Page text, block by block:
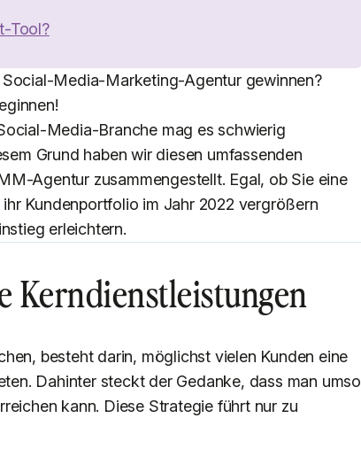
Tool?
Media-Marketing-Agentur gewinnen?
Media-Branche mag es schwierig
Grund haben wir diesen umfassenden
Agentur zusammengestellt. Egal, ob Sie eine
Kundenportfolio im Jahr 2022 vergrößern
erleichtern.
Kerndienstleistungen
besteht darin, möglichst vielen Kunden eine
Dahinter steckt der Gedanke, dass man umso
kann. Diese Strategie führt nur zu